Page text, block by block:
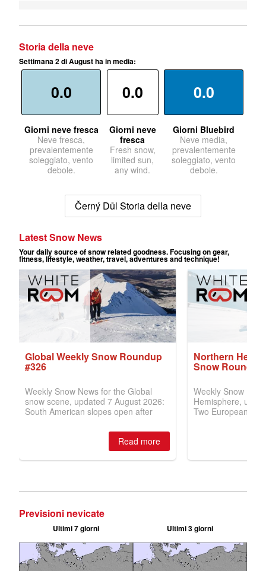
Storia della neve
Settimana 2 di August ha in media:
0.0
Giorni neve fresca
Neve fresca,
prevalentemente
soleggiato, vento
debole.
0.0
Giorni neve
fresca
Fresh snow,
limited sun,
any wind.
0.0
Giorni Bluebird
Neve media,
prevalentemente
soleggiato, vento
debole.
Černý Důl Storia della neve
Previsioni nevicate
Ultimi 7 giorni Ultimi 3 giorni